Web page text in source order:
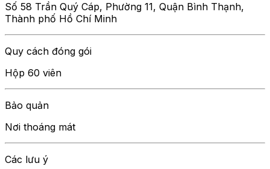
Số 58 Trần Quý Cáp, Phường 11, Quận Bình Thạnh,
Thành phố Hồ Chí Minh
Quy cách đóng gói
Hộp 60 viên
Bảo quản
Nơi thoáng mát
Các lưu ý